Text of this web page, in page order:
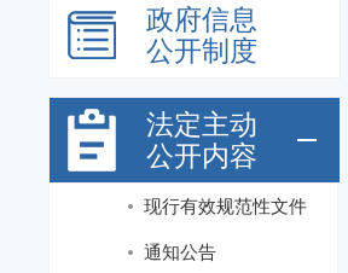
政府信息
公开制度
法定主动
公开内容
现行有效规范性文件
通知公告